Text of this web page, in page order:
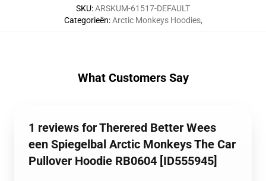
SKU:ARSKUM-61517-DEFAULT
Categorieën:Arctic Monkeys Hoodies,
What Customers Say
1 reviews for Therered Better Wees
een Spiegelbal Arctic Monkeys The Car
Pullover Hoodie RB0604 [ID555945]